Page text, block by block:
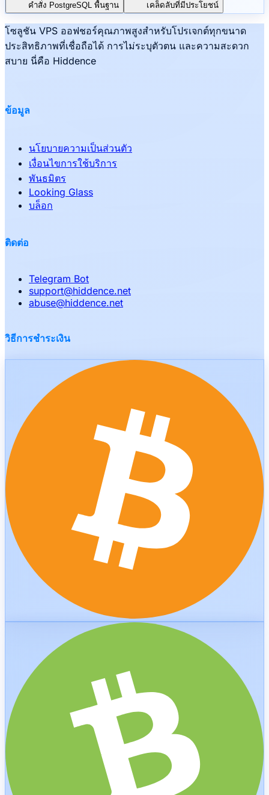
คำสั่ง PostgreSQL พื้นฐาน
เคล็ดลับที่มีประโยชน์
โซลูชัน VPS ออฟชอร์คุณภาพสูงสำหรับโปรเจกต์ทุกขนาด
ประสิทธิภาพที่เชื่อถือได้ การไม่ระบุตัวตน และความสะดวก
สบาย นี่คือ Hiddence
ข้อมูล
นโยบายความเป็นส่วนตัว
เงื่อนไขการใช้บริการ
พันธมิตร
Looking Glass
บล็อก
ติดต่อ
Telegram Bot
support@hiddence.net
abuse@hiddence.net
วิธีการชำระเงิน